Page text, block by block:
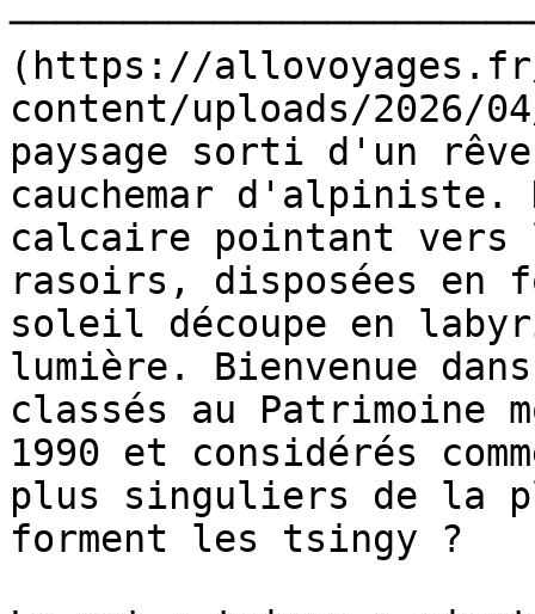
(https://
content/uploads/2026/
paysage sorti d'un
cauchemar d'alpiniste.
calcaire pointant vers
rasoirs, disposées en
soleil découpe en
lumière. Bienvenue
classés au Patrimoine
1990 et considérés
plus singuliers de la
forment les tsingy ?